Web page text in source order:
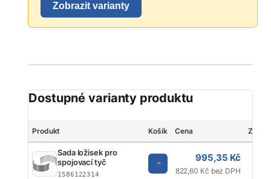
Zobrazit varianty
Dostupné varianty produktu
Produkt Košík Cena
Sada ložisek pro
spojovací tyč
1586122314
995,35 Kč
822,60 Kč bez DPH